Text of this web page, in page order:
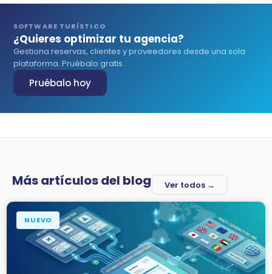
SOFTWARE TURÍSTICO
¿Quieres optimizar tu agencia?
Gestiona reservas, clientes y proveedores desde una sola
plataforma. Pruébalo gratis.
Pruébalo hoy
Más artículos del blog Ver todos →
NUEVO